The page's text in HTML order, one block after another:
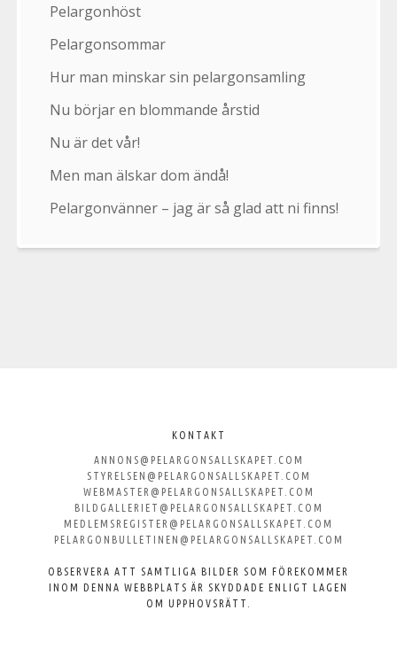
Pelargonhöst
Pelargonsommar
Hur man minskar sin pelargonsamling
Nu börjar en blommande årstid
Nu är det vår!
Men man älskar dom ändå!
Pelargonvänner – jag är så glad att ni finns!
Svenska
Pelargonsällskapet
KONTAKT
ANNONS@PELARGONSALLSKAPET.COM
STYRELSEN@PELARGONSALLSKAPET.COM
WEBMASTER@PELARGONSALLSKAPET.COM
BILDGALLERIET@PELARGONSALLSKAPET.COM
MEDLEMSREGISTER@PELARGONSALLSKAPET.COM
PELARGONBULLETINEN@PELARGONSALLSKAPET.COM
OBSERVERA ATT SAMTLIGA BILDER SOM FÖREKOMMER
INOM DENNA WEBBPLATS ÄR SKYDDADE ENLIGT LAGEN
OM UPPHOVSRÄTT.